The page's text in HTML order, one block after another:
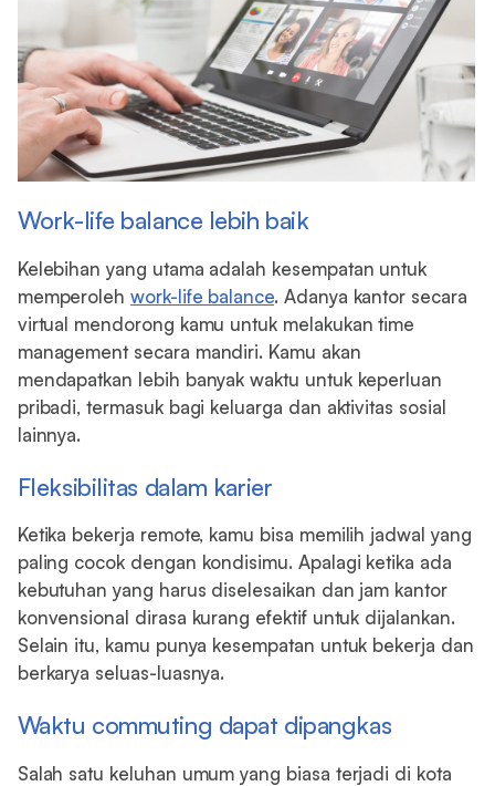
Work-life balance lebih baik
Kelebihan yang utama adalah kesempatan untuk
memperolehwork-life balance. Adanya kantor secara
virtual mendorong kamu untuk melakukan time
management secara mandiri. Kamu akan
mendapatkan lebih banyak waktu untuk keperluan
pribadi, termasuk bagi keluarga dan aktivitas sosial
lainnya.
Fleksibilitas dalam karier
Ketika bekerja remote, kamu bisa memilih jadwal yang
paling cocok dengan kondisimu. Apalagi ketika ada
kebutuhan yang harus diselesaikan dan jam kantor
konvensional dirasa kurang efektif untuk dijalankan.
Selain itu, kamu punya kesempatan untuk bekerja dan
berkarya seluas-luasnya.
Waktu commuting dapat dipangkas
Salah satu keluhan umum yang biasa terjadi di kota